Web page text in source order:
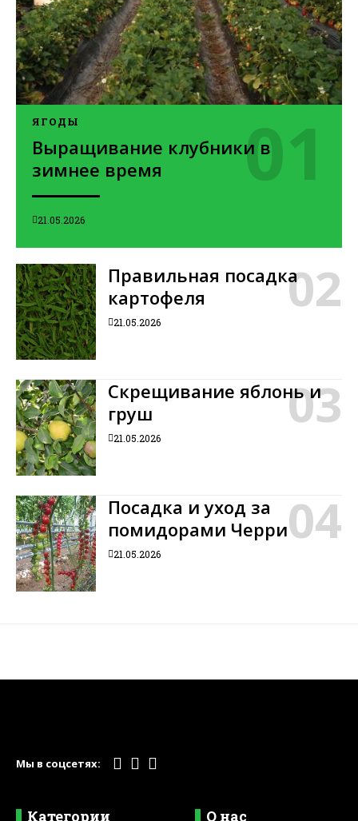
ЯГОДЫ
Выращивание клубники в
зимнее время
21.05.2026
Правильная посадка
картофеля
21.05.2026
Скрещивание яблонь и
груш
21.05.2026
Посадка и уход за
помидорами Черри
21.05.2026
Мы в соцсетях:
Категории О нас